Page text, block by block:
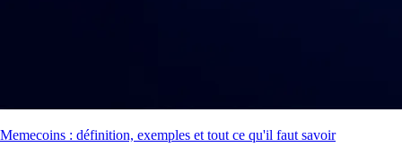
Memecoins : définition, exemples et tout ce qu'il faut savoir